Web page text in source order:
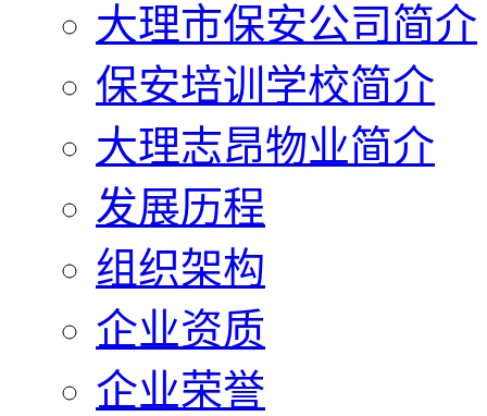
大理市保安公司简介
保安培训学校简介
大理志昂物业简介
发展历程
组织架构
企业资质
企业荣誉